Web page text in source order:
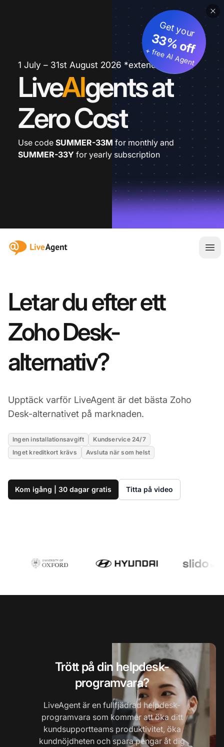
1 July – 31st August 2026 *extended
LiveAIgents at
Zero Cost
Get your
33% off
+ free AI Agent
Use code SUMMER-33M for monthly and
SUMMER-33Y for yearly subscription
:site.title
Letar du efter ett
Zoho Desk-
alternativ?
Upptäck varför LiveAgent är det bästa Zoho
Desk-alternativet på marknaden.
Ingen installationsavgift
Kundservice 24/7
Inget kreditkort krävs
Avsluta när som helst
Kom igång | 30 dagar gratis Titta på video
Trött på din helpdesk-
programvara?
LiveAgent är en fullfjädrad helpdesk-
programvara som kommer att öka ditt
kundsupportteams produktivitet, öka
kundnöjdheten och spara pengar åt dig